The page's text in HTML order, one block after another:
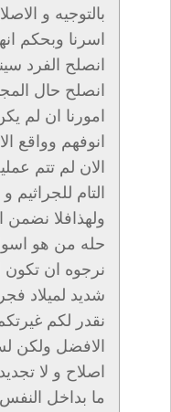
بالتوجيه و
اسرنا وبحكم
انصلح الفرد
انصلح حال
امورنا ان لم
انوفهم وواقع
الان لم تتم
التام للجراثيم
ولهذافلا
حله من هو
نرجوه ان تكون
شديد لميلاد
نقدر لكم
الافضل ولكن
اصلاح و لا
ما بداخل